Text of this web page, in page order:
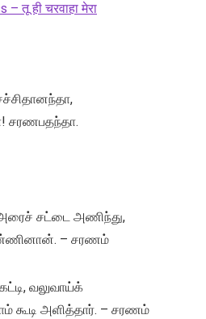
तू ही चरवाहा मेरा
சரணபதந்தா.
சட்டை அணிந்து,
– சரணம்‌
வலுவாய்க்
கூடி அளித்தார். – சரணம்‌